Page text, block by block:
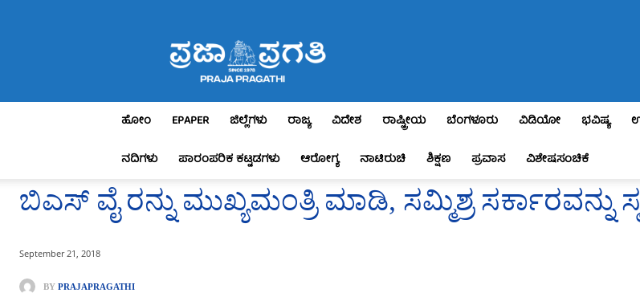
Pragathi
ಹೋಂ EPAPER ಜಿಲ್ಲೆಗಳು ರಾಜ್ಯ ವಿದೇಶ ರಾಷ್ಟ್ರೀಯ ಬೆಂಗಳೂರು ವಿಡಿಯೋ ಭವಿಷ್ಯ
ನದಿಗಳು
ಪಾರಂಪರಿಕ ಕಟ್ಟಡಗಳು ಆರೋಗ್ಯ ನಾಟಿರುಚಿ ಶಿಕ್ಷಣ ಪ್ರವಾಸ ವಿಶೇಷಸಂಚಿಕೆ
ಬಿಎಸ್ ವೈ ರನ್ನು ಮುಖ್ಯಮಂತ್ರಿ ಮಾಡಿ, ಸಮ್ಮಿಶ್ರ ಸರ್ಕಾರವನ್ನು
September 21, 2018
BY PRAJAPRAGATHI